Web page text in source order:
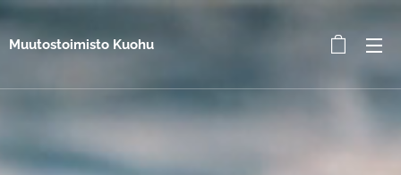
Muutostoimisto Kuohu